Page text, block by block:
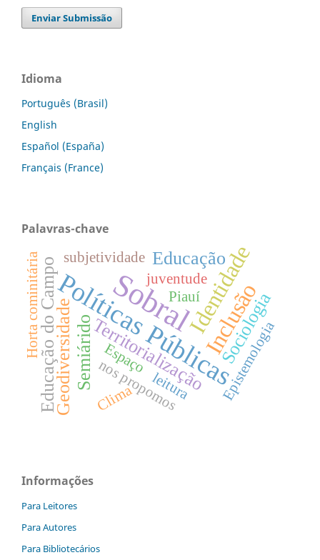
Enviar Submissão
Idioma
Português (Brasil)
English
Español (España)
Français (France)
Palavras-chave
Sobral
Políticas Públicas
Inclusão
Identidade
Educação
Geodiversidade
Educação do Campo Territorialização
Semiárido Sociologia
Epistemologia
juventude
Espaço
nos propomos
leitura
subjetividade
Horta cominitária Piauí
Clima
Informações
Para Leitores
Para Autores
Para Bibliotecários